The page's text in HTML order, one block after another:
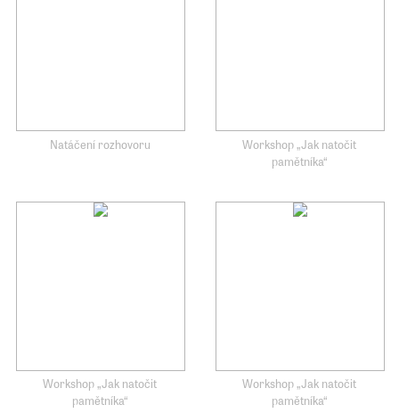
Natáčení rozhovoru
Workshop „Jak natočit
pamětníka“
Workshop „Jak natočit
pamětníka“
Workshop „Jak natočit
pamětníka“